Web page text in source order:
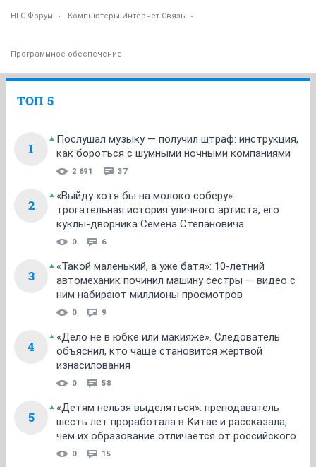
НГС.Форум Компьютеры Интернет Связь
Программное обеспечение
ТОП 5
1
Послушал музыку — получил штраф: инструкция,
как бороться с шумными ночными компаниями
2 691 37
2
«Выйду хотя бы на молоко соберу»:
трогательная история уличного артиста, его
куклы-дворника Семена Степановича
0 6
3
«Такой маленький, а уже батя»: 10-летний
автомеханик починил машину сестры — видео с
ним набирают миллионы просмотров
0 9
4
«Дело не в юбке или макияже». Следователь
объяснил, кто чаще становится жертвой
изнасилования
0 58
5
«Детям нельзя выделяться»: преподаватель
шесть лет проработала в Китае и рассказала,
чем их образование отличается от российского
0 15